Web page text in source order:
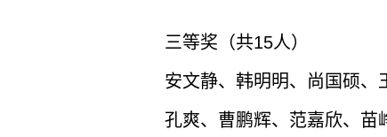
三等奖（共15人）
安文静、韩明明、尚国硕、
孔爽、曹鹏辉、范嘉欣、苗